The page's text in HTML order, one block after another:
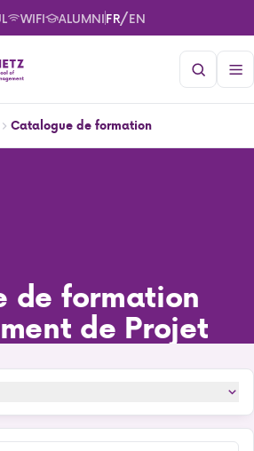
WIFI ALUMNIFR/EN
Catalogue de formation
de formation
de Projet